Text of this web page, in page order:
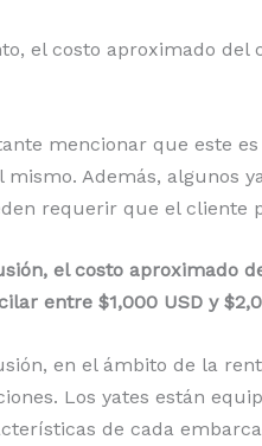
el costo aproximado del
mencionar que este
mismo. Además, algunos
requerir que el cliente
el costo aproximado
entre $1,000 USD y
en el ámbito de la
Los yates están
de cada